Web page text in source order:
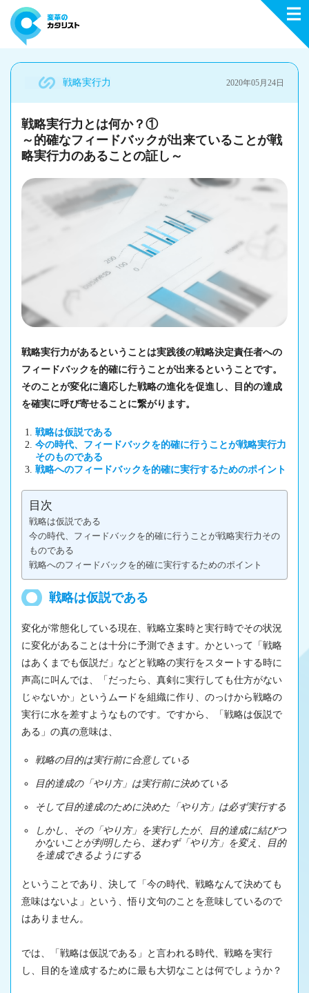
戦略実行力 2020年05月24日
戦略実行力とは何か？①
～的確なフィードバックが出来ていることが戦
略実行力のあることの証し～
戦略実行力があるということは実践後の戦略決定責任者への
フィードバックを的確に行うことが出来るということです。
そのことが変化に適応した戦略の進化を促進し、目的の達成
を確実に呼び寄せることに繋がります。
戦略は仮説である
今の時代、フィードバックを的確に行うことが戦略実行力
そのものである
戦略へのフィードバックを的確に実行するためのポイント
目次
戦略は仮説である
今の時代、フィードバックを的確に行うことが戦略実行力その
ものである
戦略へのフィードバックを的確に実行するためのポイント
戦略は仮説である
変化が常態化している現在、戦略立案時と実行時でその状況
に変化があることは十分に予測できます。かといって「戦略
はあくまでも仮説だ」などと戦略の実行をスタートする時に
声高に叫んでは、「だったら、真剣に実行しても仕方がない
じゃないか」というムードを組織に作り、のっけから戦略の
実行に水を差すようなものです。ですから、「戦略は仮説で
ある」の真の意味は、
戦略の目的は実行前に合意している
目的達成の「やり方」は実行前に決めている
そして目的達成のために決めた「やり方」は必ず実行する
しかし、その「やり方」を実行したが、目的達成に結びつ
かないことが判明したら、迷わず「やり方」を変え、目的
を達成できるようにする
ということであり、決して「今の時代、戦略なんて決めても
意味はないよ」という、悟り文句のことを意味しているので
はありません。
では、「戦略は仮説である」と言われる時代、戦略を実行
し、目的を達成するために最も大切なことは何でしょうか？